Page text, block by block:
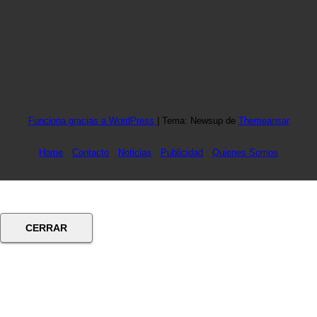
Funciona gracias a WordPress Tema: Newsup de Themeansar
Home Contacto Noticias Publicidad Quienes Somos
CERRAR